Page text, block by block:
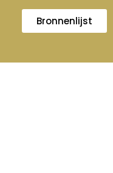
Bronnenlijst